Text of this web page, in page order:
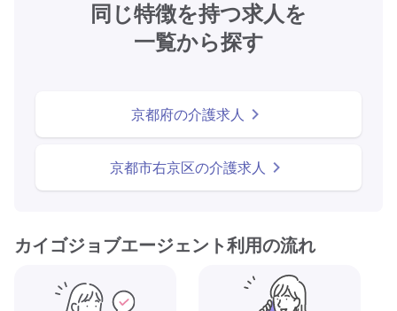
同じ特徴を持つ求人を
一覧から探す
京都府の介護求人
京都市右京区の介護求人
カイゴジョブエージェント利用の流れ